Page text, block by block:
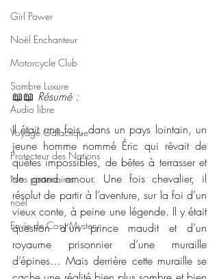
Girl Power
Noël Enchanteur
Motorcycle Club
Sombre Luxure
Audio libre
Voyage Galactique
Protecteur des Nations
Nos partenaires
noêl
Envie de Cosy Mystery
📖📖 Résumé :
Il était une fois, dans un pays lointain, un
jeune homme nommé Éric qui rêvait de
quêtes impossibles, de bêtes à terrasser et
de grand amour. Une fois chevalier, il
résolut de partir à l’aventure, sur la foi d’un
vieux conte, à peine une légende. Il y était
question d’un prince maudit et d’un
royaume prisonnier d’une muraille
d’épines… Mais derrière cette muraille se